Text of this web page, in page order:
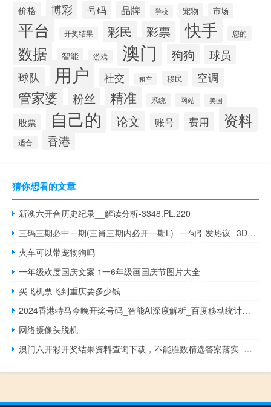
价格 博彩 号码 品牌 学校 宠物 市场
平台 开奖结果 彩民 彩票 快手 您的
数据 智能 游戏 澳门 狗狗
球员
球队
用户 社交 租车 移民 空调
管家婆 粉丝 精准 系统 网站 美国
股票 自己的 论文 账号 费用 资料
适合 香港
猜你想看的文章
新澳六开合历史纪录__解读分析-3348.PL.220
三码三期必中一期(三肖三期内必开一期L)--一句引发热议--3DM36.68.72
火车可以带宠物狗吗
一年级欢度国庆文案 1一6年级画国庆节图片大全
买飞机票飞到重庆要多少钱
2024香港特马今晚开奖号码_智能AI深度解析_百度移动统计版.223.185
网络摄像头脱机
澳门六开彩开奖结果资料查询下载，不能胜数精选答案落实_专区版620.0